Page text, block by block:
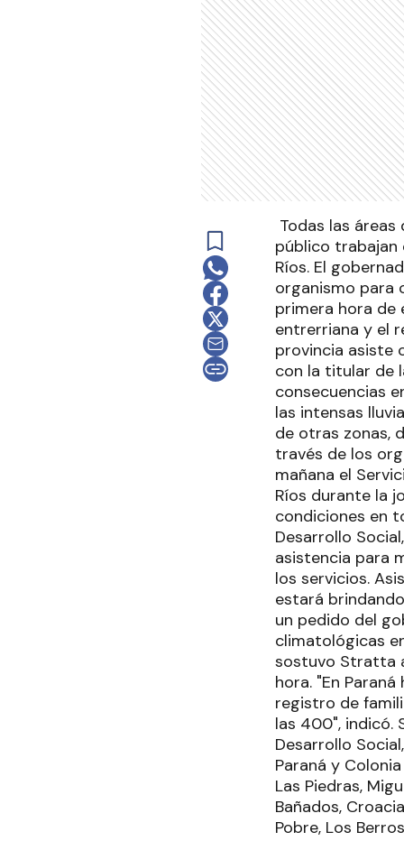
Todas las áreas del gobierno provincial relacionadas con la asistencia social y el servicio público trabajan en torno al fenómeno climático que afecta desde el fin de semana a Entre Ríos. El gobernador Gustavo Bordet se puso en contacto con los responsables de cada organismo para coordinar las acciones de contención. En ese marco, el mandatario analizó a primera hora de este lunes las consecuencias de las inclemencias climáticas en la capital entrerriana y el resto de la provincia con la ministra de Desarrollo Social, Laura Stratta. La provincia asiste con alimentos, abrigo y vestimenta a los damnificados. También se reunió con la titular de la Dirección Provincial de Vialidad, Alicia Feltes, para evaluar las consecuencias en la red caminera. Los departamentos más afectados por las tormentas y las intensas lluvias caídas desde la madrugada del domingo son Paraná y Diamante, además de otras zonas, donde el gobierno provincial actuó de manera directa brindando asistencia a través de los organismos pertinentes y trabajando con los municipios. A primera hora de la mañana el Servicio Meteorológico Nacional renovó el alerta que seguirá vigente para Entre Ríos durante la jornada de este lunes y se espera que para este martes mejoren las condiciones en toda la provincia. En este contexto es que áreas del gobierno provincial como Desarrollo Social, Salud, Vialidad, Defensa Civil y Enersa, entre otras, reforzaron la tarea de asistencia para morigerar o resolver los efectos del temporal tanto en las personas como en los servicios. Asistencia Son 400 familias las damnificadas en Paraná y este lunes la provincia estará brindando asistencia con módulos alimentarios, frazadas, calzados y vestimenta. "Hay un pedido del gobernador de siempre acompañar